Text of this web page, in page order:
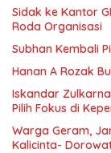
‎Sidak ke Kantor
Roda Organisasi
Subhan Kembali
Hanan A Rozak
Iskandar
Pilih Fokus di
Warga Geram,
Kalicinta-